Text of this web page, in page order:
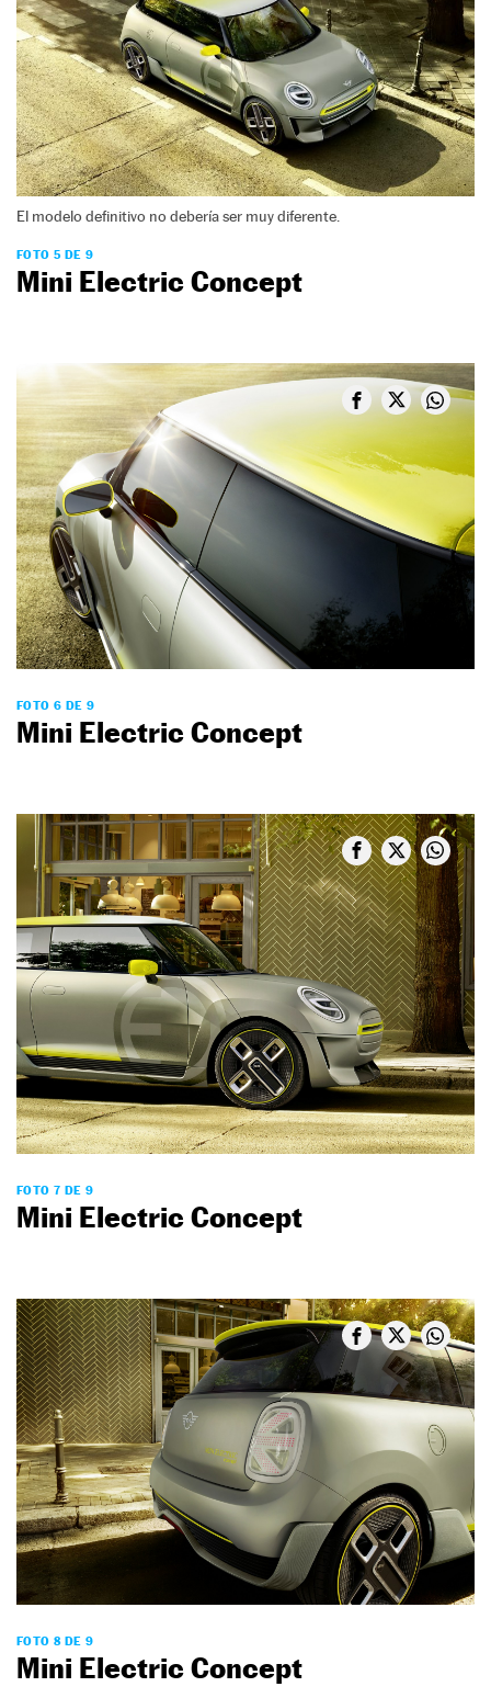
El modelo definitivo no debería ser muy diferente.
FOTO 5 DE 9
Mini Electric Concept
FOTO 6 DE 9
Mini Electric Concept
FOTO 7 DE 9
Mini Electric Concept
FOTO 8 DE 9
Mini Electric Concept